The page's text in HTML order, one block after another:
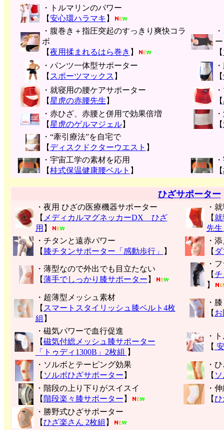
・トルマリンのパワー
【安心環ハラマキ 】
・腹巻き＋指圧突起のすっきり爽快コラ
ボ
【夜用揉まれるはら巻き 】
ー
【
・パンツ一体型サポーター
【 スポーツマックス 】
【
・就寝用の腰ケアサポーター
【星虎の赤腰先生 】
【
・赤ひざ、赤腰と併用で効果倍増
【星虎のゲルマジェル】
【
・“牽引療法”を自宅で
【 ディスクドクターウエスト 】
・宇宙工学の素材を応用
【桂式保温健康腰ベルト 】
【
ひざサポーター
・夜用 ひざの医療機器サポーター
【 メディカルマグネッカーDX ひざ
用 】
・
【
先生
・チタンと遠赤パワー
【 膝チタンサポーター「感動歩行」 】
・
【
・薄型なので外出でも目立たない
【薄手でしっかり膝サポーター 】
・
【チ
】
・超薄型メッシュ素材
【 スマートスタイリッシュ膝ベルト4枚
組 】
・
【
・磁気パワーで血行促進
【磁気付総メッシュ膝サポーター
「トゥディ1300B」2枚組 】
・
【
・ソルボとテーピング効果
【 ソルボひざサポーター 】
・
【
・階段の上り下りがスイスイ
【 階段楽々膝サポーター 】
・
【ひ
・勝野式ひざサポーター
【ひざ楽さん 2枚組 】